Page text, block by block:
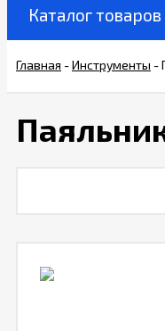
лист
Доставка
Отзывы
Каталог товаров
Главная -Инструменты -